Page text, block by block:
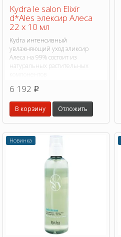
Kydra le salon Elixir
d*Ales элексир Алеса
22 х 10 мл
Kydra интенсивный
увлажняющий уход эликсир
Алеса на 99% состоит из
натуральных растительных
6 192 p
В корзину Отложить
Новинка